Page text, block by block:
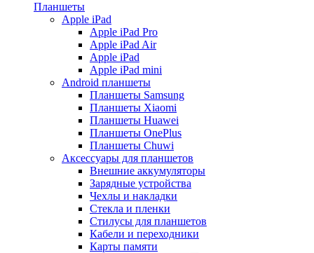
Планшеты
Apple iPad
Apple iPad Pro
Apple iPad Air
Apple iPad
Apple iPad mini
Android планшеты
Планшеты Samsung
Планшеты Xiaomi
Планшеты Huawei
Планшеты OnePlus
Планшеты Chuwi
Аксессуары для планшетов
Внешние аккумуляторы
Зарядные устройства
Чехлы и накладки
Стекла и пленки
Стилусы для планшетов
Кабели и переходники
Карты памяти